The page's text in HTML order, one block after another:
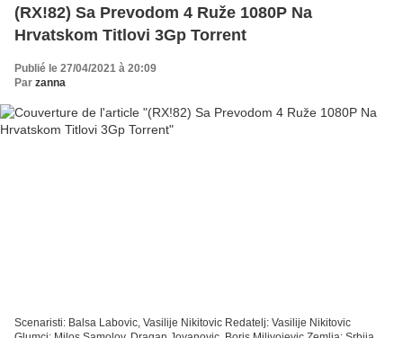
(RX!82) Sa Prevodom 4 Ruže 1080P Na
Hrvatskom Titlovi 3Gp Torrent
Publié le 27/04/2021 à 20:09
Par zanna
Scenaristi: Balsa Labovic, Vasilije Nikitovic Redatelj: Vasilije Nikitovic